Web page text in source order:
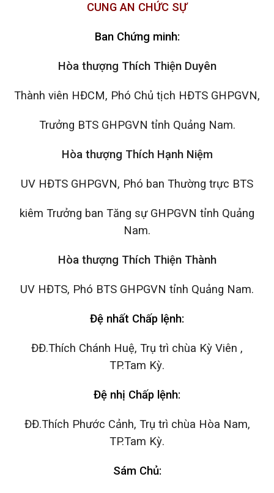
CUNG AN CHỨC SỰ
Ban Chứng minh:
Hòa thượng ThíchThiện Duyên
Thành viên HĐCM, Phó Chủ tịch HĐTS GHPGVN,
Trưởng BTS GHPGVN tỉnh Quảng Nam.
Hòa thượng ThíchHạnh Niệm
UV HĐTS GHPGVN, Phó ban Thường trực BTS
kiêm Trưởng ban Tăng sự GHPGVN tỉnh Quảng
Nam.
Hòa thượng Thích Thiện Thành
UV HĐTS, Phó BTS GHPGVN tỉnh Quảng Nam.
Đệ nhất Chấp lệnh:
ĐĐ.Thích Chánh Huệ, Trụ trì chùa Kỳ Viên ,
TP.Tam Kỳ.
Đệ nhị Chấp lệnh:
ĐĐ.Thích Phước Cảnh, Trụ trì chùa Hòa Nam,
TP.Tam Kỳ.
Sám Chủ: